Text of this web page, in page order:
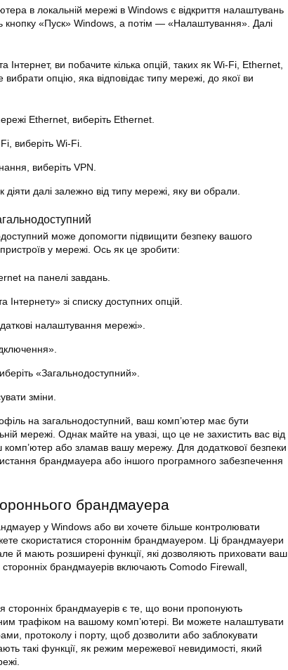
в локальній мережі в Windows є відкриття налаштувань
кнопку «Пуск» Windows, а потім — «Налаштування». Далі
ви побачите кілька опцій, таких як Wi-Fi, Ethernet,
опцію, яка відповідає типу мережі, до якої ви
Ethernet, виберіть Ethernet.
виберіть Wi-Fi.
виберіть VPN.
далі залежно від типу мережі, яку ви обрали.
може допомогти підвищити безпеку вашого
у мережі. Ось як це зробити:
на панелі завдань.
зі списку доступних опцій.
налаштування мережі».
«Загальнодоступний».
зміни.
на загальнодоступний, ваш комп’ютер має бути
мережі. Однак майте на увазі, що це не захистить вас від
комп’ютер або зламав вашу мережу. Для додаткової безпеки
брандмауера або іншого програмного забезпечення
брандмауера
у Windows або ви хочете більше контролювати
скористатися стороннім брандмауером. Ці брандмауери
й мають розширені функції, які дозволяють приховати ваш
брандмауерів включають Comodo Firewall,
сторонніх брандмауерів є те, що вони пропонують
трафіком на вашому комп’ютері. Ви можете налаштувати
протоколу і порту, щоб дозволити або заблокувати
такі функції, як режим мережевої невидимості, який